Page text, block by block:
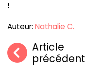
!
Auteur: Nathalie C.
Article
précédent